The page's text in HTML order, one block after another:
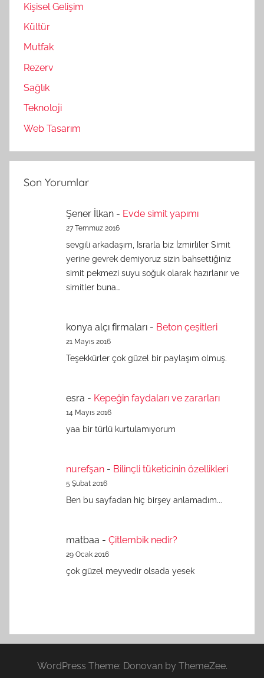
Kişisel Gelişim
Kültür
Mutfak
Rezerv
Sağlık
Teknoloji
Web Tasarım
Son Yorumlar
Şener İlkan - Evde simit yapımı
27 Temmuz 2016
sevgili arkadaşım, Israrla biz İzmirliler Simit
yerine gevrek demiyoruz sizin bahsettiğiniz
simit pekmezi suyu soğuk olarak hazırlanır ve
simitler buna…
konya alçı firmaları - Beton çeşitleri
21 Mayıs 2016
Teşekkürler çok güzel bir paylaşım olmuş.
esra - Kepeğin faydaları ve zararları
14 Mayıs 2016
yaa bir türlü kurtulamıyorum
nurefşan - Bilinçli tüketicinin özellikleri
5 Şubat 2016
Ben bu sayfadan hiç birşey anlamadım...
matbaa - Çitlembik nedir?
29 Ocak 2016
çok güzel meyvedir olsada yesek
WordPress Theme: Donovan by ThemeZee.